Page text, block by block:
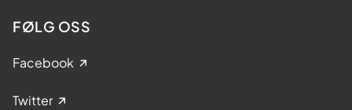
FØLG OSS
Facebook
Twitter